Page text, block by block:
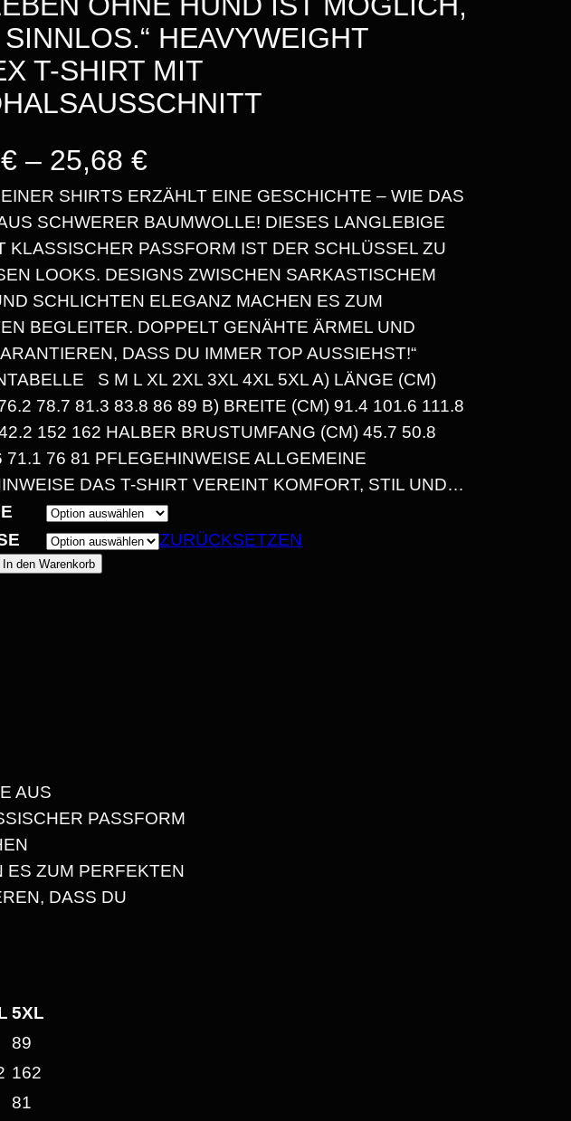
HEAVYWEIGHT
T-SHIRT MIT
€ – 25,68 €P
R
E
I
S
S
P
A
N
N
3
0
SHIRTS ERZÄHLT EINE GESCHICHTE – WIE DAS
SCHWERER BAUMWOLLE! DIESES LANGLEBIGE
KLASSISCHER PASSFORM IST DER SCHLÜSSEL ZU
LOOKS. DESIGNS ZWISCHEN SARKASTISCHEM
SCHLICHTEN ELEGANZ MACHEN ES ZUM
BEGLEITER. DOPPELT GENÄHTE ÄRMEL UND
DASS DU IMMER TOP AUSSIEHST!“
S M L XL 2XL 3XL 4XL 5XL A) LÄNGE (CM) 7
78.7 81.3 83.8 86 89 B) BREITE (CM) 91.4 101.6 111.8 1
152 162 HALBER BRUSTUMFANG (CM) 45.7 50.8 5
76 81 PFLEGEHINWEISE ALLGEMEINE P
DAS T-SHIRT VEREINT KOMFORT, STIL UND…
ZURÜCKSETZEN
In den Warenkorb
AUS
PASSFORM
ES ZUM PERFEKTEN
DASS DU
5XL
89
162
81